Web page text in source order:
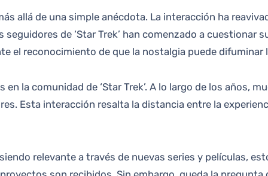
allá de una simple anécdota. La interacción ha
de ‘Star Trek’ han comenzado a cuestionar
el reconocimiento de que la nostalgia puede difuminar
la comunidad de ‘Star Trek’. A lo largo de los años,
Esta interacción resalta la distancia entre la
relevante a través de nuevas series y películas,